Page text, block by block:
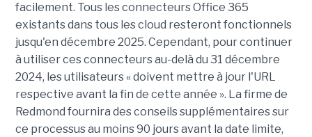
facilement. Tous les connecteurs Office 365
existants dans tous les cloud resteront fonctionnels
jusqu'en décembre 2025. Cependant, pour continuer
à utiliser ces connecteurs au-delà du 31 décembre
2024, les utilisateurs « doivent mettre à jour l'URL
respective avant la fin de cette année ». La firme de
Redmond fournira des conseils supplémentaires sur
ce processus au moins 90 jours avant la date limite,